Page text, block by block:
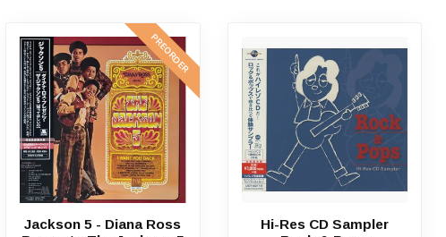
PREORDER
Jackson 5 - Diana Ross
Hi-Res CD Sampler